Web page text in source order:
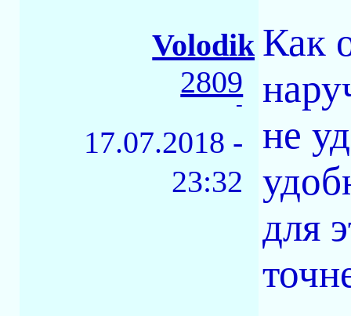
Volodik
2809
-
17.07.2018 -
23:32
Как
не
для